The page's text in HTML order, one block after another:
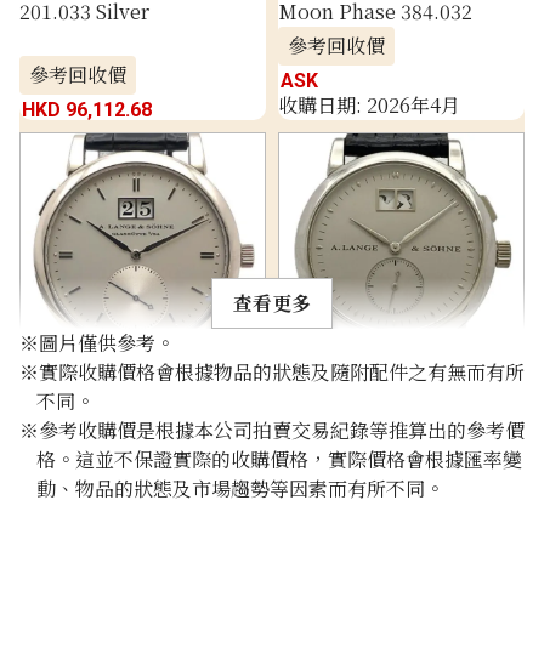
201.033 Silver
參考回收價
HKD 96,112.68
Moon Phase 384.032
參考回收價
ASK
收購日期: 2026年4月
Lange & Söhne Saxonia
Automatic
315.026/LS3153AJ
參考回收價
105.025
參考回收價
查看更多
※圖片僅供參考。
※實際收購價格會根據物品的狀態及隨附配件之有無而有所
不同。
※參考收購價是根據本公司拍賣交易紀錄等推算出的參考價
格。這並不保證實際的收購價格，實際價格會根據匯率變
動、物品的狀態及市場趨勢等因素而有所不同。